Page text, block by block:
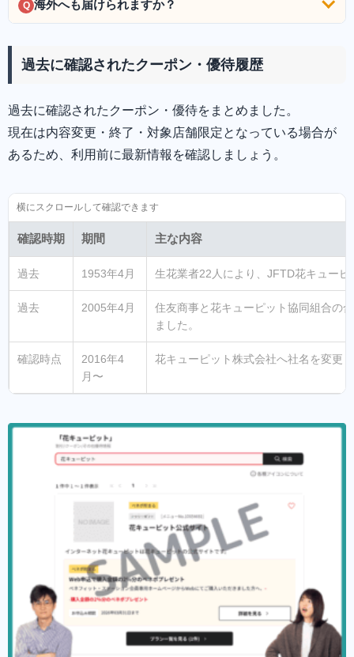
Q 海外へも届けられますか？
過去に確認されたクーポン・優待履歴
過去に確認されたクーポン・優待をまとめました。
現在は内容変更・終了・対象店舗限定となっている場合が
あるため、利用前に最新情報を確認しましょう。
確認時期 期間 主な内容
過去 1953年4月 生花業者22人により、JFTD花キュー
過去 2005年4月
住友商事と花キューピット協同組合の
ました。
確認時点
2016年4
月〜
花キューピット株式会社へ社名を変更